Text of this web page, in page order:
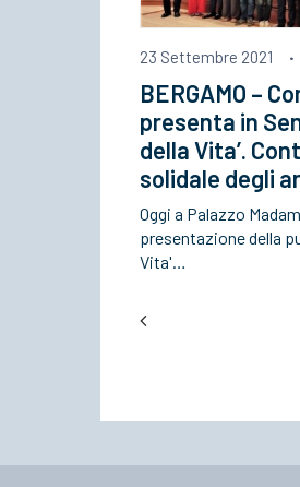
23 Settembre 2021 ·
BERGAMO –
presenta in
della Vita’.
solidale degli
Oggi a Palazzo
presentazione della
Vita'…